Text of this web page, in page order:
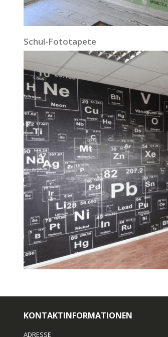
Schul-Fototapete
KONTAKTINFORMATIONEN
ADRESSE